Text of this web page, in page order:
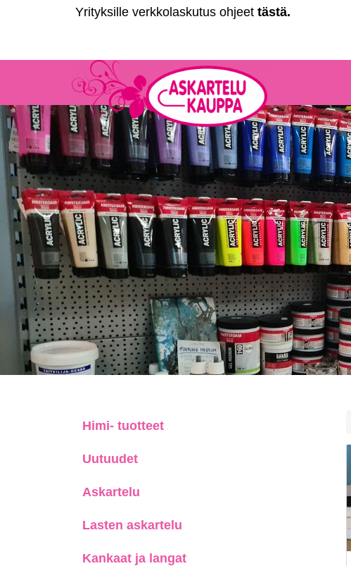
Yrityksille verkkolaskutus ohjeet tästä.
Himi- tuotteet
Uutuudet
Askartelu
Lasten askartelu
Kankaat ja langat